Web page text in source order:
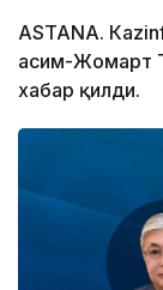
ASTANА.
Қасим-Жомарт
хабар қилди.